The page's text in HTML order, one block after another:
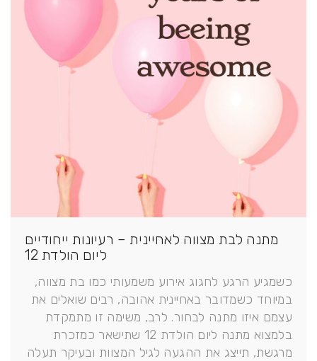
מתנה לבת מצווה לאחיינית – רעיונות ייחודיים
ליום הולדת 12
כשמגיע הרגע לחגוג אירוע משמעותי כמו בת מצווה,
במיוחד כשמדובר באחיינית אהובה, רבים שואלים את
עצמם איזו מתנה לבחור. לרב, משימה זו מתמקדת
בלמצוא מתנה ליום הולדת 12 שתישאר כמזכרת
מרגשת, תייצג את ההגעה לגיל המצוות ובעיקר תעלה